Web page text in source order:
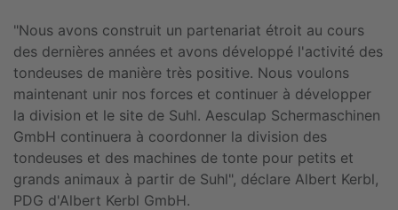
"Nous avons construit un partenariat étroit au cours
des dernières années et avons développé l'activité des
tondeuses de manière très positive. Nous voulons
maintenant unir nos forces et continuer à développer
la division et le site de Suhl. Aesculap Schermaschinen
GmbH continuera à coordonner la division des
tondeuses et des machines de tonte pour petits et
grands animaux à partir de Suhl", déclare Albert Kerbl,
PDG d'Albert Kerbl GmbH.